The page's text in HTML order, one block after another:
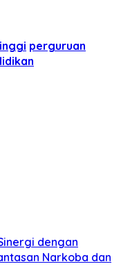
perguruan
dengan
Narkoba dan